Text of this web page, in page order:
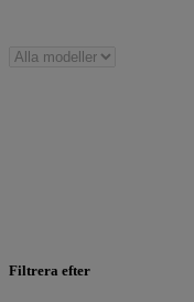
Filtrera efter